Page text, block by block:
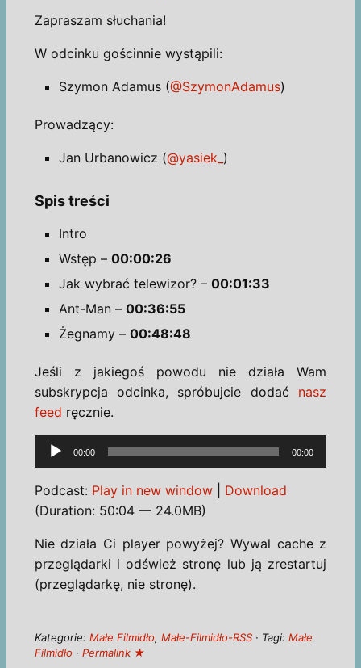
Zapraszam słuchania!
W odcinku gościnnie wystąpili:
Szymon Adamus (@SzymonAdamus)
Prowadzący:
Jan Urbanowicz (@yasiek_ )
Spis treści
Intro
Wstęp – 00:00:26
Jak wybrać telewizor? – 00:01:33
Ant-Man – 00:36:55
Żegnamy – 00:48:48
Jeśli z jakiegoś powodu nie działa Wam
subskrypcja odcinka, spróbujcie dodać nasz
feed ręcznie.
Odtwarzacz
plików
dźwiękowych
00:00 00:00
Podcast: Play in new window| Download
(Duration: 50:04 — 24.0MB)
Nie działa Ci player powyżej? Wywal cache z
przeglądarki i odśwież stronę lub ją zrestartuj
(przeglądarkę, nie stronę).
Kategorie: Małe Filmidło, Małe-Filmidło-RSS· Tagi: Małe
Filmidło · Permalink ★